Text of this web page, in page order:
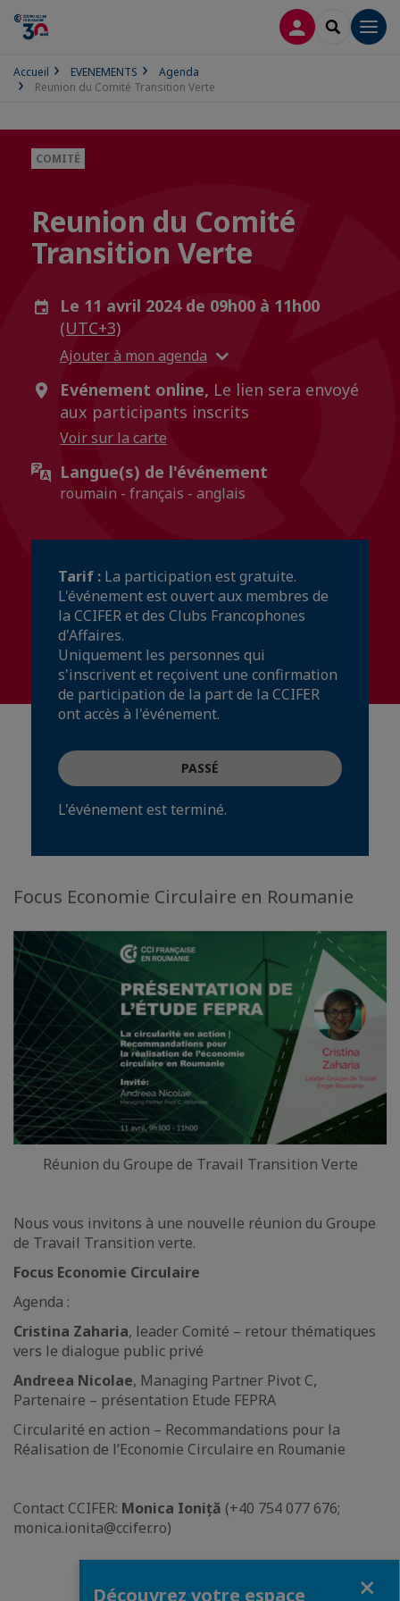
CONNEXION
Accueil EVENEMENTS
Agenda
Reunion du Comité Transition Verte
COMITÉ
Reunion du Comité
Transition Verte
Le 11 avril 2024 de 09h00 à 11h00
(UTC+3)
Ajouter à mon agenda
Evénement online, Le lien sera envoyé
aux participants inscrits
Voir sur la carte
Langue(s) de l'événement
roumain - français - anglais
Tarif : La participation est gratuite.
L'événement est ouvert aux membres de
la CCIFER et des Clubs Francophones
d'Affaires.
Uniquement les personnes qui
s'inscrivent et reçoivent une confirmation
de participation de la part de la CCIFER
ont accès à l'événement.
PASSÉ
L'événement est terminé.
Focus Economie Circulaire en Roumanie
Réunion du Groupe de Travail Transition Verte
Nous vous invitons à une nouvelle réunion du Groupe
de Travail Transition verte.
Focus Economie Circulaire
Agenda :
Cristina Zaharia, leader Comité – retour thématiques
vers le dialogue public privé
Andreea Nicolae, Managing Partner Pivot C,
Partenaire – présentation Etude FEPRA
Circularité en action – Recommandations pour la
Réalisation de l’Economie Circulaire en Roumanie
Contact CCIFER: Monica Ioniță (+40 754 077 676;
monica.ionita@ccifer.ro)
Découvrez votre espace